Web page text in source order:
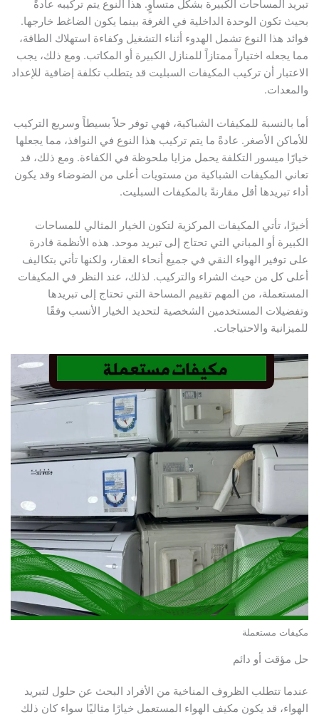
تبريد المساحات الكبيرة بشكل متساوٍ. هذا النوع يتم تركيبه عادةً
بحيث تكون الوحدة الداخلية في الغرفة بينما يكون الضاغط خارجها.
فوائد هذا النوع تشمل الهدوء أثناء التشغيل وكفاءة استهلاك الطاقة،
مما يجعله اختياراً ممتازاً للمنازل الكبيرة أو المكاتب. ومع ذلك، يجب
الاعتبار أن تركيب المكيفات السبليت قد يتطلب تكلفة إضافية للإعداد
والمعدات.
أما بالنسبة للمكيفات الشباكية، فهي توفر حلاً بسيطاً وسريع التركيب
للأماكن الأصغر. عادةً ما يتم تركيب هذا النوع في النوافذ، مما يجعلها
خيارًا ميسور التكلفة يحمل مزايا ملحوظة في الكفاءة. ومع ذلك، قد
تعاني المكيفات الشباكية من مستويات أعلى من الضوضاء وقد يكون
أداء تبريدها أقل مقارنةً بالمكيفات السبليت.
أخيرًا، تأتي المكيفات المركزية لتكون الخيار المثالي للمساحات
الكبيرة أو المباني التي تحتاج إلى تبريد موحد. هذه الأنظمة قادرة
على توفير الهواء النقي في جميع أنحاء العقار، ولكنها تأتي بتكاليف
أعلى كل من حيث الشراء والتركيب. لذلك، عند النظر في المكيفات
المستعملة، من المهم تقييم المساحة التي تحتاج إلى تبريدها
وتفضيلات المستخدمين الشخصية لتحديد الخيار الأنسب وفقًا
للميزانية والاحتياجات.
مكيفات مستعملة
حل مؤقت أو دائم
عندما تتطلب الظروف المناخية من الأفراد البحث عن حلول لتبريد
الهواء، قد يكون مكيف الهواء المستعمل خيارًا مثاليًا سواء كان ذلك